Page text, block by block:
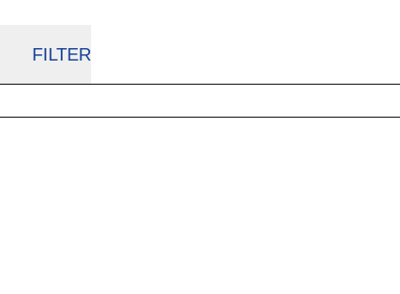
FILTER